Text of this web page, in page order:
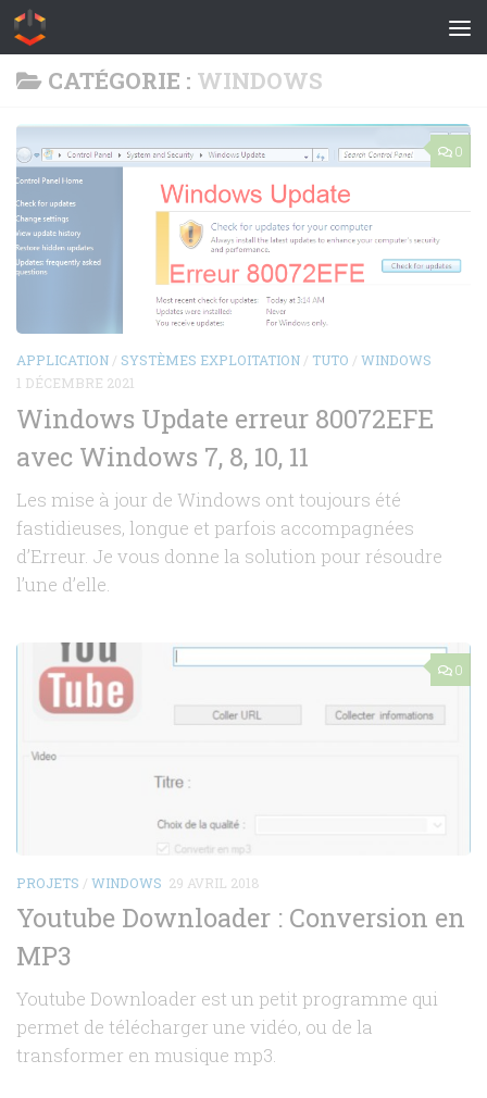
Skip to content
CATÉGORIE : WINDOWS
0
APPLICATION / SYSTÈMES EXPLOITATION / TUTO / WINDOWS
1 DÉCEMBRE 2021
Windows Update erreur 80072EFE
avec Windows 7, 8, 10, 11
Les mise à jour de Windows ont toujours été
fastidieuses, longue et parfois accompagnées
d’Erreur. Je vous donne la solution pour résoudre
l’une d’elle.
0
PROJETS / WINDOWS 29 AVRIL 2018
Youtube Downloader : Conversion en
MP3
Youtube Downloader est un petit programme qui
permet de télécharger une vidéo, ou de la
transformer en musique mp3.